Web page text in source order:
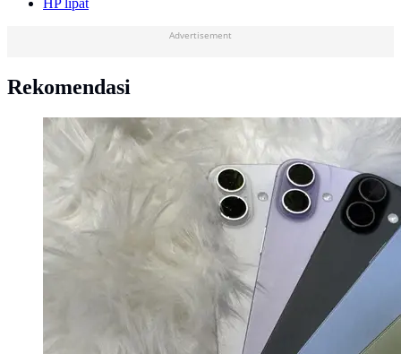
HP lipat
Advertisement
Rekomendasi